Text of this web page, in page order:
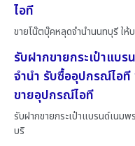
ไอที
ขายโน๊ตบุ๊คหลุดจำนำนนทบุรี ให้
รับฝากขายกระเป๋าแบ
จำนำ รับซื้ออุปกรณ์ไอ
ขายอุปกรณ์ไอที
รับฝากขายกระเป๋าแบรนด์เนม
บริ